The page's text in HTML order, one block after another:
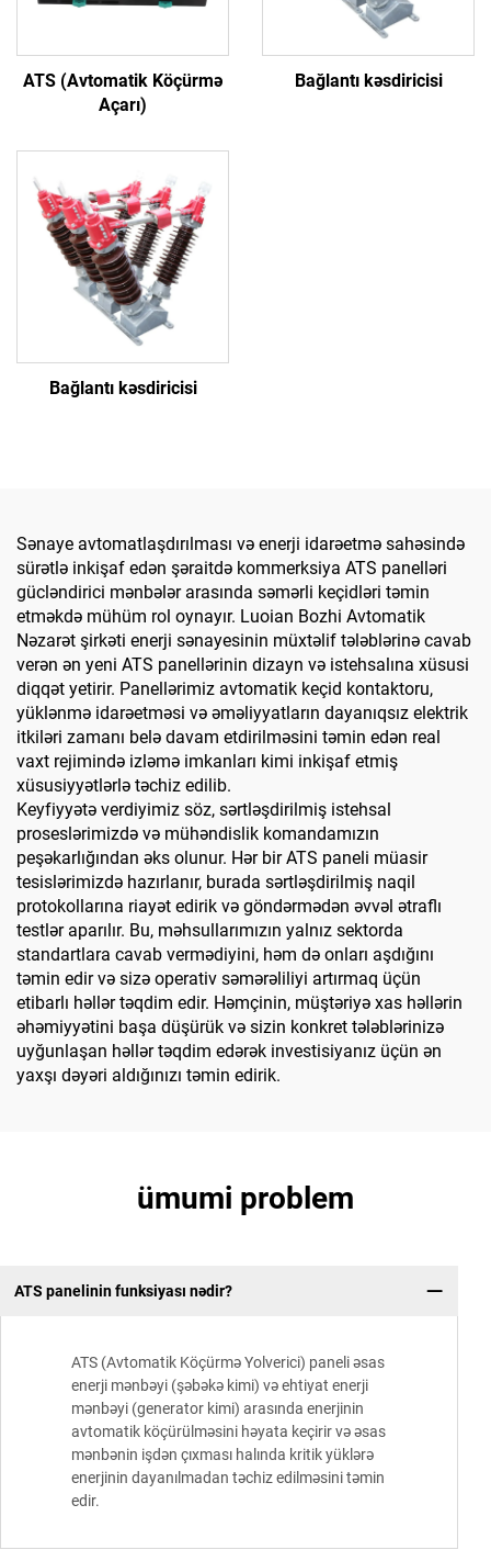
ATS (Avtomatik Köçürmə
Açarı)
Bağlantı kəsdiricisi
Bağlantı kəsdiricisi
Sənaye avtomatlaşdırılması və enerji idarəetmə sahəsində
sürətlə inkişaf edən şəraitdə kommerksiya ATS panelləri
gücləndirici mənbələr arasında səmərli keçidləri təmin
etməkdə mühüm rol oynayır. Luoian Bozhi Avtomatik
Nəzarət şirkəti enerji sənayesinin müxtəlif tələblərinə cavab
verən ən yeni ATS panellərinin dizayn və istehsalına xüsusi
diqqət yetirir. Panellərimiz avtomatik keçid kontaktoru,
yüklənmə idarəetməsi və əməliyyatların dayanıqsız elektrik
itkiləri zamanı belə davam etdirilməsini təmin edən real
vaxt rejimində izləmə imkanları kimi inkişaf etmiş
xüsusiyyətlərlə təchiz edilib.
Keyfiyyətə verdiyimiz söz, sərtləşdirilmiş istehsal
proseslərimizdə və mühəndislik komandamızın
peşəkarlığından əks olunur. Hər bir ATS paneli müasir
tesislərimizdə hazırlanır, burada sərtləşdirilmiş naqil
protokollarına riayət edirik və göndərmədən əvvəl ətraflı
testlər aparılır. Bu, məhsullarımızın yalnız sektorda
standartlara cavab vermədiyini, həm də onları aşdığını
təmin edir və sizə operativ səmərəliliyi artırmaq üçün
etibarlı həllər təqdim edir. Həmçinin, müştəriyə xas həllərin
əhəmiyyətini başa düşürük və sizin konkret tələblərinizə
uyğunlaşan həllər təqdim edərək investisiyanız üçün ən
yaxşı dəyəri aldığınızı təmin edirik.
ümumi problem
ATS panelinin funksiyası nədir?
ATS (Avtomatik Köçürmə Yolverici) paneli əsas
enerji mənbəyi (şəbəkə kimi) və ehtiyat enerji
mənbəyi (generator kimi) arasında enerjinin
avtomatik köçürülməsini həyata keçirir və əsas
mənbənin işdən çıxması halında kritik yüklərə
enerjinin dayanılmadan təchiz edilməsini təmin
edir.